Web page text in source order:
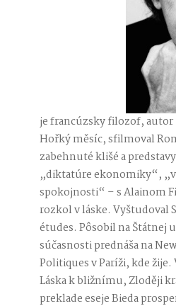
je francúzsky filozof,
Hořký měsíc, sfilmoval
zabehnuté klišé a
„diktatúre ekonomiky“,
spokojnosti“ – s Alainom
rozkol v láske. Vyštudoval
études. Pôsobil na Štátnej
súčasnosti prednáša na
Politiques v Paríži, kde
Láska k bližnímu, Zloději
preklade eseje Bieda